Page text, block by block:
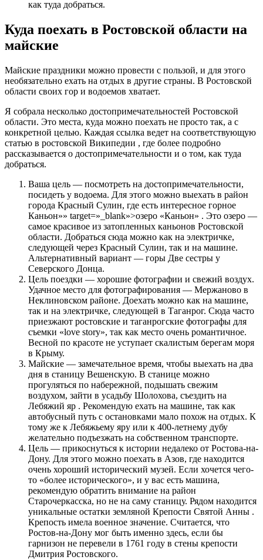
как туда добраться.
Куда поехать в Ростовской области на
майские
Майские праздники можно провести с пользой, и для этого
необязательно ехать на отдых в другие страны. В Ростовской
области своих гор и водоемов хватает.
Я собрала несколько достопримечательностей Ростовской
области. Это места, куда можно поехать не просто так, а с
конкретной целью. Каждая ссылка ведет на соответствующую
статью в ростовской Википедии , где более подробно
рассказывается о достопримечательности и о том, как туда
добраться.
Ваша цель — посмотреть на достопримечательности,
посидеть у водоема. Для этого можно выехать в район
города Красный Сулин, где есть интересное горное
Каньон»» target=»_blank»>озеро «Каньон» . Это озеро —
самое красивое из затопленных каньонов Ростовской
области. Добраться сюда можно как на электричке,
следующей через Красный Сулин, так и на машине.
Альтернативный вариант — горы Две сестры у
Северского Донца.
Цель поездки — хорошие фотографии и свежий воздух.
Удачное место для фотографирования — Мержаново в
Неклиновском районе. Доехать можно как на машине,
так и на электричке, следующей в Таганрог. Сюда часто
приезжают ростовские и таганрогские фотографы для
съемки «love story», так как место очень романтичное.
Весной по красоте не уступает скалистым берегам моря
в Крыму.
Майские — замечательное время, чтобы выехать на два
дня в станицу Вешенскую. В станице можно
прогуляться по набережной, подышать свежим
воздухом, зайти в усадьбу Шолохова, съездить на
Лебяжий яр . Рекомендую ехать на машине, так как
автобусный путь с остановками мало похож на отдых. К
тому же к Лебяжьему яру или к 400-летнему дубу
желательно подъезжать на собственном транспорте.
Цель — прикоснуться к истории недалеко от Ростова-на-
Дону. Для этого можно поехать в Азов, где находится
очень хороший исторический музей. Если хочется чего-
то «более исторического», и у вас есть машина,
рекомендую обратить внимание на район
Старочеркасска, но не на саму станицу. Рядом находится
уникальные остатки земляной Крепости Святой Анны .
Крепость имела военное значение. Считается, что
Ростов-на-Дону мог быть именно здесь, если бы
гарнизон не перевели в 1761 году в стены крепости
Дмитрия Ростовского.